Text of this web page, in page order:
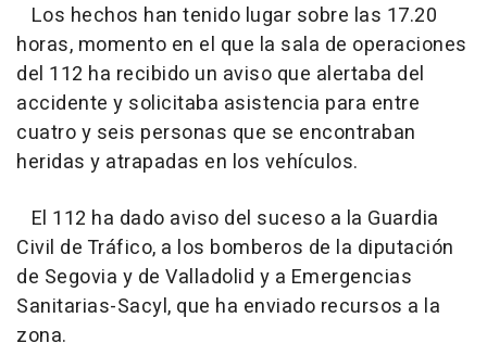
Los hechos han tenido lugar sobre las 17.20
horas, momento en el que la sala de operaciones
del 112 ha recibido un aviso que alertaba del
accidente y solicitaba asistencia para entre
cuatro y seis personas que se encontraban
heridas y atrapadas en los vehículos.
El 112 ha dado aviso del suceso a la Guardia
Civil de Tráfico, a los bomberos de la diputación
de Segovia y de Valladolid y a Emergencias
Sanitarias-Sacyl, que ha enviado recursos a la
zona.